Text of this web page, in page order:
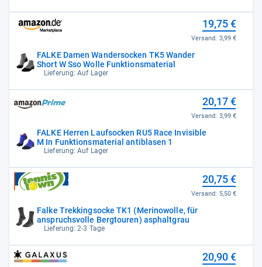
FALKE Damen Wandersocken TK5 Wander
Short W Sso Wolle Funktionsmaterial
Lieferung: Auf Lager
19,75 €
Versand: 3,99 €
FALKE Herren Laufsocken RU5 Race Invisible
M In Funktionsmaterial antiblasen 1
Lieferung: Auf Lager
20,17 €
Versand: 3,99 €
Falke Trekkingsocke TK1 (Merinowolle, für
anspruchsvolle Bergtouren) asphaltgrau
Lieferung: 2-3 Tage
20,75 €
Versand: 5,50 €
20,90 €